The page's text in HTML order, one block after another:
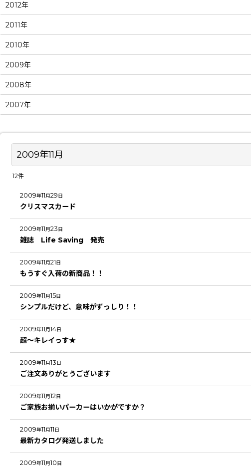
2009年11月
12件
2009年11月29 日
クリスマスカード
2009年11月23 日
雑誌 Life Saving 発売
2009年11月21 日
もうすぐ入荷の新商品！！
2009年11月15日
シンプルだけど、意味がずっしり！！
2009年11月14日
超～キレイっす★
2009年11月13 日
ご注文ありがとうございます
2009年11月12日
ご家族お揃いパーカーはいかがですか？
2009年11月11 日
最新カタログ発送しました
2009年11月10 日
2012年
2011年
2010年
2009年
2008年
2007年